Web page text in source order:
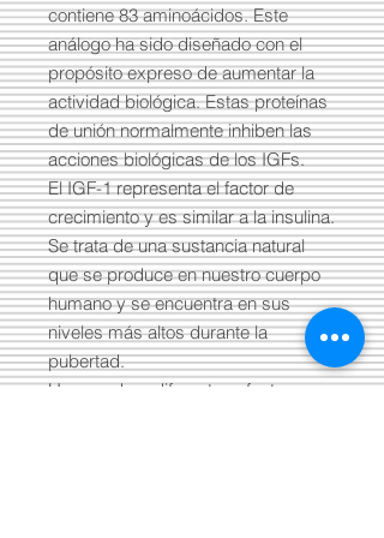
contiene 83 aminoácidos. Este
análogo ha sido diseñado con el
propósito expreso de aumentar la
actividad biológica. Estas proteínas
de unión normalmente inhiben las
acciones biológicas de los IGFs.
El IGF-1 representa el factor de
crecimiento y es similar a la insulina.
Se trata de una sustancia natural
que se produce en nuestro cuerpo
humano y se encuentra en sus
niveles más altos durante la
pubertad.
Hay muchos diferentes efectos que